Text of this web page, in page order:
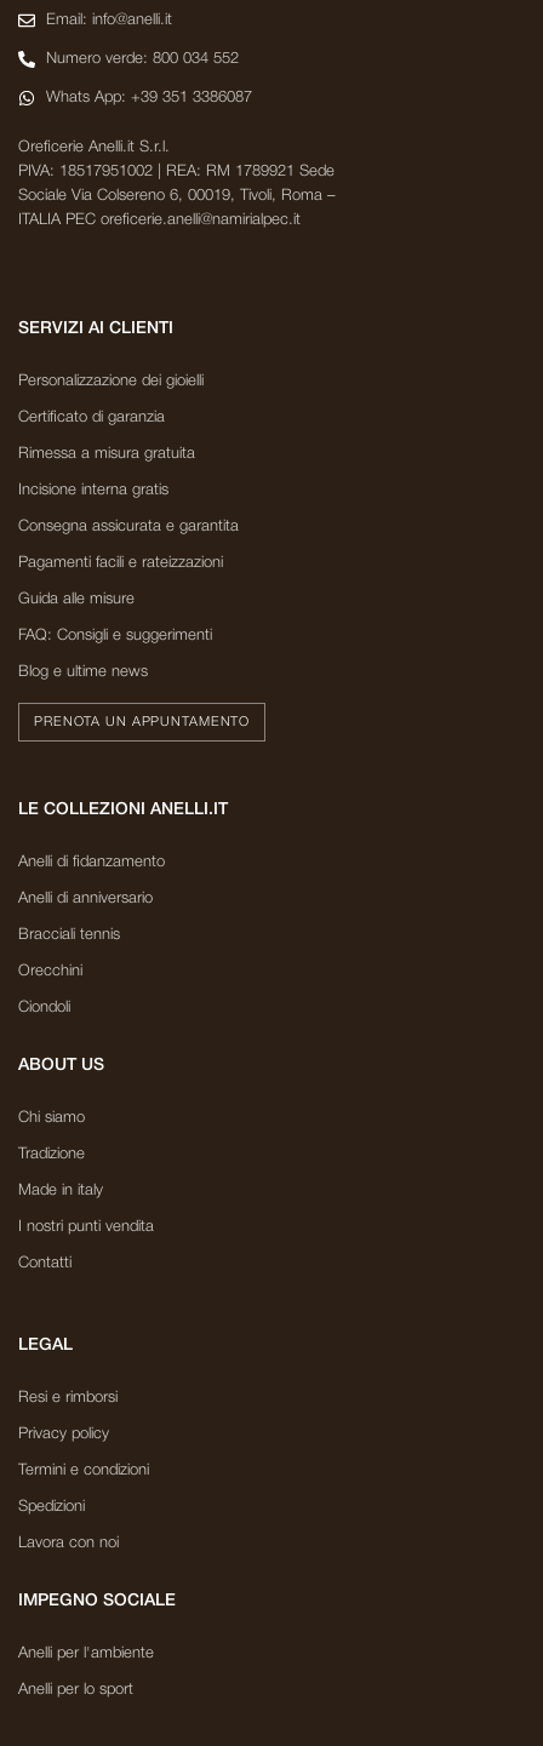
Email: info@anelli.it
Numero verde: 800 034 552
Whats App: +39 351 3386087
Oreficerie Anelli.it S.r.l.
PIVA: 18517951002 | REA: RM 1789921 Sede
Sociale Via Colsereno 6, 00019, Tivoli, Roma –
ITALIA PEC oreficerie.anelli@namirialpec.it
SERVIZI AI CLIENTI
Personalizzazione dei gioielli
Certificato di garanzia
Rimessa a misura gratuita
Incisione interna gratis
Consegna assicurata e garantita
Pagamenti facili e rateizzazioni
Guida alle misure
FAQ: Consigli e suggerimenti
Blog e ultime news
PRENOTA UN APPUNTAMENTO
LE COLLEZIONI ANELLI.IT
Anelli di fidanzamento
Anelli di anniversario
Bracciali tennis
Orecchini
Ciondoli
ABOUT US
Chi siamo
Tradizione
Made in italy
I nostri punti vendita
Contatti
LEGAL
Resi e rimborsi
Privacy policy
Termini e condizioni
Spedizioni
Lavora con noi
IMPEGNO SOCIALE
Anelli per l'ambiente
Anelli per lo sport